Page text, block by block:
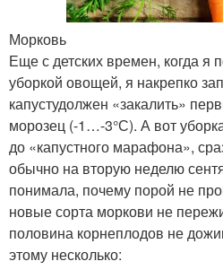
Морковь
Еще с детских времен, когда я
уборкой овощей, я накрепко
капустудолжен «закалить»
морозец (-1…-3°С). А вот
до «капустного марафона»,
обычно на вторую неделю
понимала, почему порой не
новые сорта моркови не
половина корнеплодов не
этому несколько: